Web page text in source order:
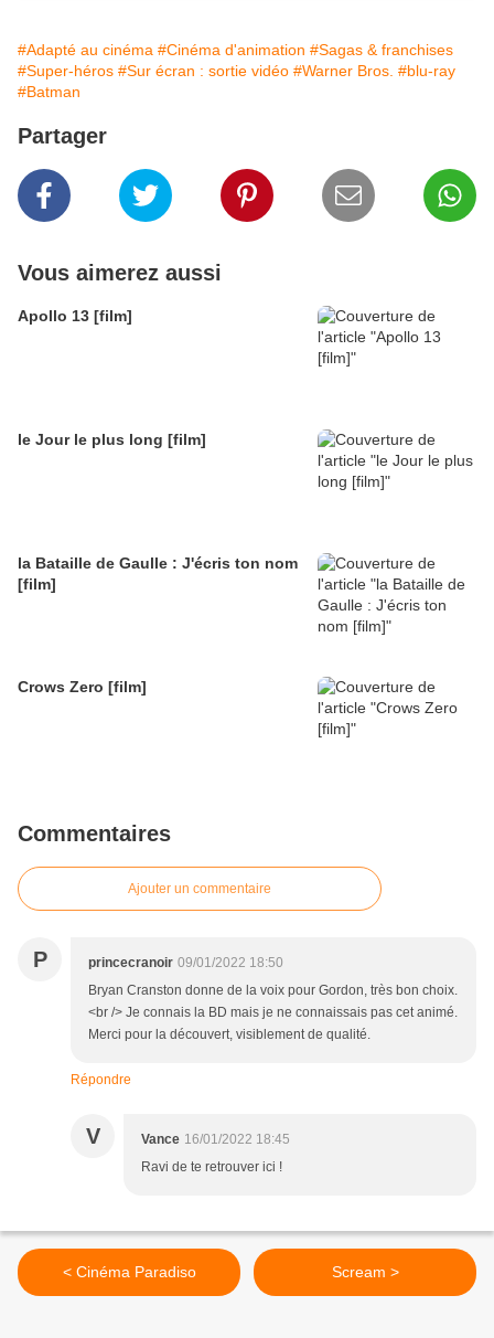
#Adapté au cinéma #Cinéma d'animation #Sagas & franchises
#Super-héros #Sur écran : sortie vidéo #Warner Bros. #blu-ray
#Batman
Partager
Vous aimerez aussi
Apollo 13 [film]
le Jour le plus long [film]
la Bataille de Gaulle : J'écris ton nom
[film]
Crows Zero [film]
Commentaires
Ajouter un commentaire
P princecranoir 09/01/2022 18:50
Bryan Cranston donne de la voix pour Gordon, très bon choix.
<br /> Je connais la BD mais je ne connaissais pas cet animé.
Merci pour la découvert, visiblement de qualité.
Répondre
V Vance 16/01/2022 18:45
Ravi de te retrouver ici !
< Cinéma Paradiso Scream >